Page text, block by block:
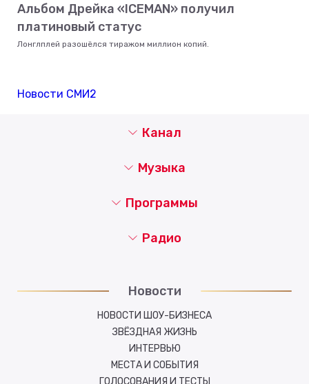
Альбом Дрейка «ICEMAN» получил
платиновый статус
Лонглплей разошёлся тиражом миллион копий.
Новости СМИ2
Канал
Музыка
Новости
НОВОСТИ ШОУ-БИЗНЕСА
ЗВЁЗДНАЯ ЖИЗНЬ
ИНТЕРВЬЮ
МЕСТА И СОБЫТИЯ
ГОЛОСОВАНИЯ И ТЕСТЫ
Программы
Радио